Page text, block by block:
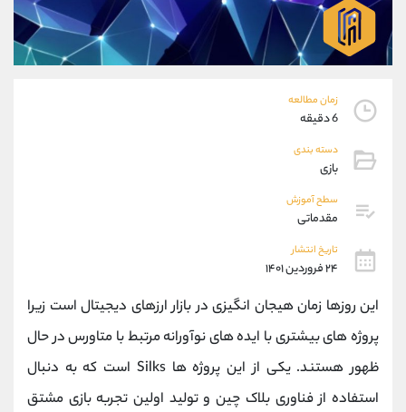
زمان مطالعه
6 دقیقه
دسته بندی
بازی
سطح آموزش
مقدماتی
تاریخ انتشار
۲۴ فروردین ۱۴۰۱
این روزها زمان هیجان انگیزی در بازار ارزهای دیجیتال است زیرا
پروژه های بیشتری با ایده های نوآورانه مرتبط با متاورس در حال
ظهور هستند. یکی از این پروژه ها Silks است که به دنبال
استفاده از فناوری بلاک چین و تولید اولین تجربه بازی مشتق
09304891085
واتساپ شروع گفتگو
تلگرام @Armteam_admin_103
پشتیبان فروش
موبایل
واتساپ
داخلی
اطلاعات تماس (دفتر فروش)
021-22021030
بدون پیش شماره 90001030
اینستاگرام @alireza.mehrabii
کانال تلگرام @alirezamehrabi_com